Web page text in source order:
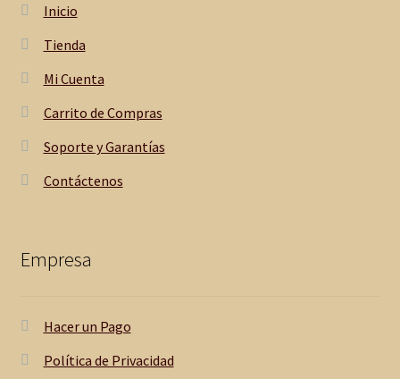
Inicio
Tienda
Mi Cuenta
Carrito de Compras
Soporte y Garantías
Contáctenos
Empresa
Hacer un Pago
Política de Privacidad